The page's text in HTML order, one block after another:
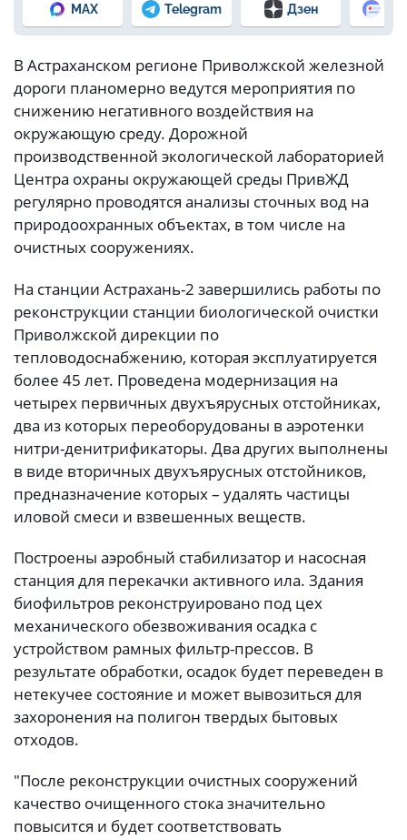
MAX Telegram Дзен
В Астраханском регионе Приволжской железной
дороги планомерно ведутся мероприятия по
снижению негативного воздействия на
окружающую среду. Дорожной
производственной экологической лабораторией
Центра охраны окружающей среды ПривЖД
регулярно проводятся анализы сточных вод на
природоохранных объектах, в том числе на
очистных сооружениях.
На станции Астрахань-2 завершились работы по
реконструкции станции биологической очистки
Приволжской дирекции по
тепловодоснабжению, которая эксплуатируется
более 45 лет. Проведена модернизация на
четырех первичных двухъярусных отстойниках,
два из которых переоборудованы в аэротенки
нитри-денитрификаторы. Два других выполнены
в виде вторичных двухъярусных отстойников,
предназначение которых – удалять частицы
иловой смеси и взвешенных веществ.
Построены аэробный стабилизатор и насосная
станция для перекачки активного ила. Здания
биофильтров реконструировано под цех
механического обезвоживания осадка с
устройством рамных фильтр-прессов. В
результате обработки, осадок будет переведен в
нетекучее состояние и может вывозиться для
захоронения на полигон твердых бытовых
отходов.
"После реконструкции очистных сооружений
качество очищенного стока значительно
повысится и будет соответствовать